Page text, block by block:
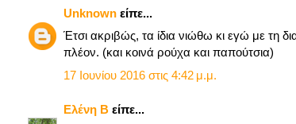
Unknown είπε...
Έτσι ακριβώς, τα ίδια νιώθω κι εγώ με τη
πλέον. (και κοινά ρούχα και παπούτσια)
17 Ιουνίου 2016 στις 4:42 μ.μ.
Ελένη B είπε...